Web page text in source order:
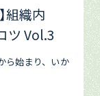
組織内
ツ Vol.3
ら始まり、いか